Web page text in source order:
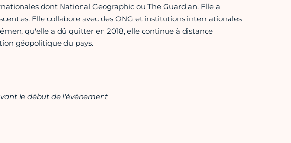
dont National Geographic ou The Guardian. Elle a
Elle collabore avec des ONG et institutions internationales
qu'elle a dû quitter en 2018, elle continue à distance
géopolitique du pays.
le début de l'événement